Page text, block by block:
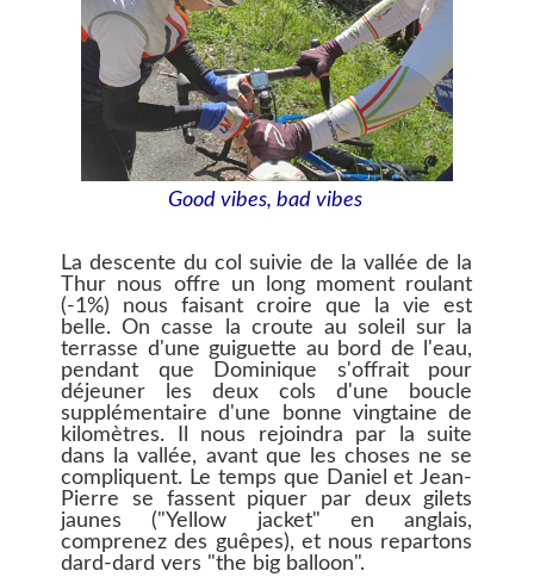
Good vibes, bad vibes
La descente du col suivie de la vallée de la
Thur nous offre un long moment roulant
(-1%) nous faisant croire que la vie est
belle. On casse la croute au soleil sur la
terrasse d'une guiguette au bord de l'eau,
pendant que Dominique s'offrait pour
déjeuner les deux cols d'une boucle
supplémentaire d'une bonne vingtaine de
kilomètres. Il nous rejoindra par la suite
dans la vallée, avant que les choses ne se
compliquent. Le temps que Daniel et Jean-
Pierre se fassent piquer par deux gilets
jaunes ("Yellow jacket" en anglais,
comprenez des guêpes), et nous repartons
dard-dard vers "the big balloon".